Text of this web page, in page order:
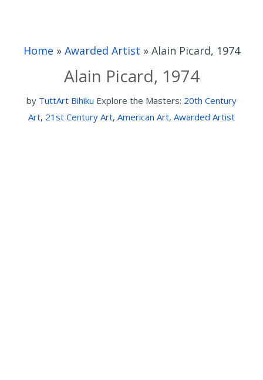
Home » Awarded Artist » Alain Picard, 1974
Alain Picard, 1974
by TuttArt Bihiku Explore the Masters: 20th Century
Art, 21st Century Art, American Art, Awarded Artist